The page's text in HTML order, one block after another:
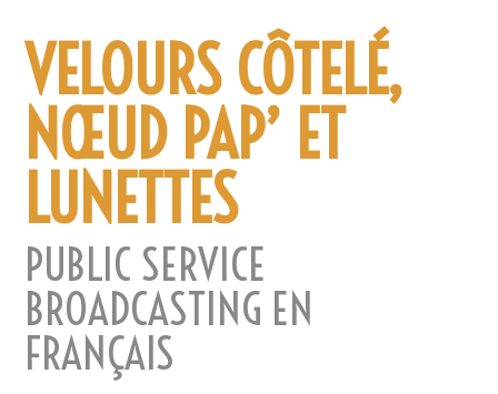
VELOURS CÔTELÉ,
NŒUD PAP’ ET
LUNETTES
PUBLIC SERVICE
BROADCASTING EN
FRANÇAIS